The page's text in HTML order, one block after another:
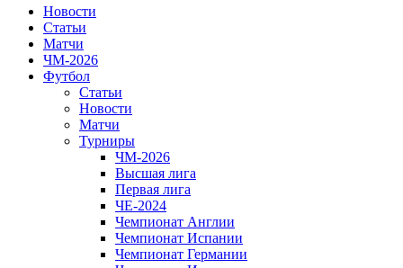
Новости
Статьи
Матчи
ЧМ-2026
Футбол
Статьи
Новости
Матчи
Турниры
ЧМ-2026
Высшая лига
Первая лига
ЧЕ-2024
Чемпионат Англии
Чемпионат Испании
Чемпионат Германии